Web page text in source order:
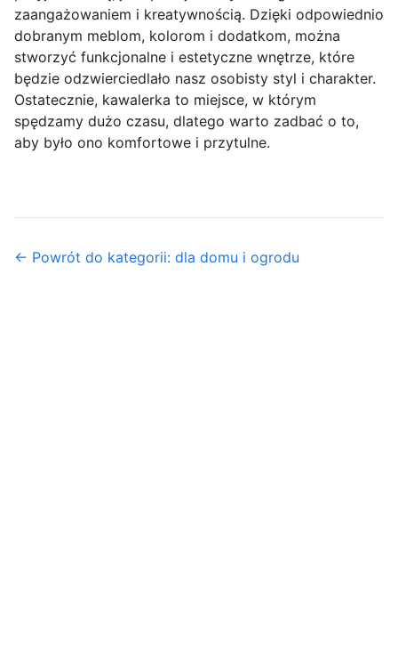
zaangażowaniem i kreatywnością. Dzięki odpowiednio
dobranym meblom, kolorom i dodatkom, można
stworzyć funkcjonalne i estetyczne wnętrze, które
będzie odzwierciedlało nasz osobisty styl i charakter.
Ostatecznie, kawalerka to miejsce, w którym
spędzamy dużo czasu, dlatego warto zadbać o to,
aby było ono komfortowe i przytulne.
← Powrót do kategorii: dla domu i ogrodu